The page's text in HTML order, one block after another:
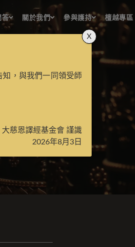
答 關於我們 參與護持 檀越專區
知，與我們一同領受師
大慈恩譯經基金會 謹識
2026年8月3日
X